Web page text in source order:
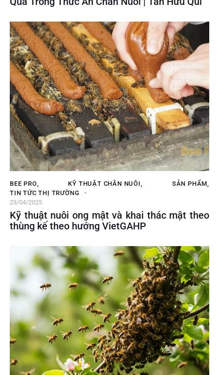
BEE PRO KỸ THUẬT CHĂN NUÔI SẢN PHẨM
TIN TỨC THỊ TRƯỜNG
23/04/2025
Kỹ thuật nuôi ong mật và khai thác mật theo
thùng kế theo hướng VietGAHP